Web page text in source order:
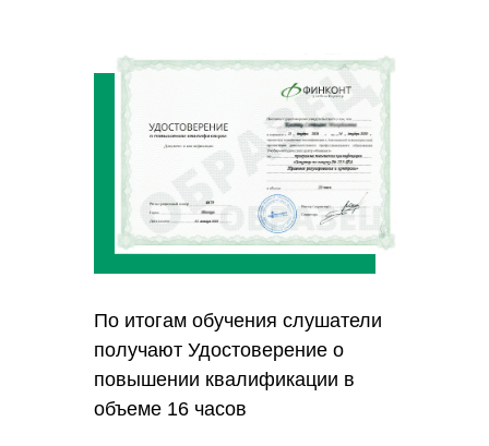
По итогам обучения слушатели
получают Удостоверение о
повышении квалификации в
объеме 16 часов